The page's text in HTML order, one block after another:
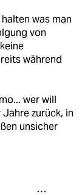
was man
von
während
wer will
zurück, in
unsicher